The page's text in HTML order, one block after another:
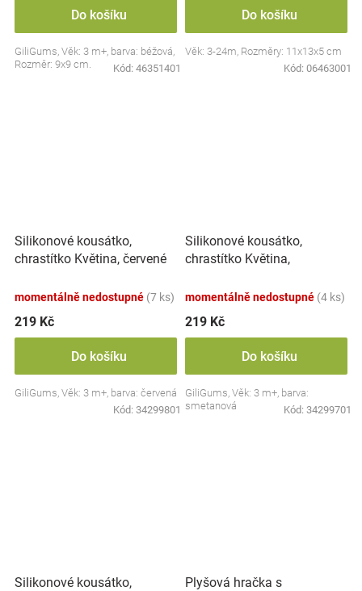
Do košíku
GiliGums, Věk: 3 m+, barva: béžová,
Rozměr: 9x9 cm.
Kód: 46351401
Do košíku
Věk: 3-24m, Rozměry: 11x13x5 cm
Kód: 06463001
Silikonové kousátko,
chrastítko Květina, červené
momentálně nedostupné (7 ks)
219 Kč
Do košíku
GiliGums, Věk: 3 m+, barva: červená
Kód: 34299801
Silikonové kousátko,
chrastítko Květina,
momentálně nedostupné (4 ks)
219 Kč
Do košíku
GiliGums, Věk: 3 m+, barva:
smetanová
Kód: 34299701
Silikonové kousátko,
Plyšová hračka s